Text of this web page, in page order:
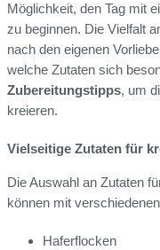
Möglichkeit, den Tag mit
zu beginnen. Die Vielfalt
nach den eigenen
welche Zutaten sich
Zubereitungstipps, um
kreieren.
Vielseitige Zutaten für
Die Auswahl an Zutaten
können mit
Haferflocken